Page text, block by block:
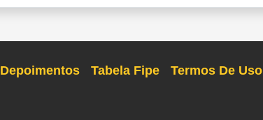
Depoimentos Tabela Fipe Termos De Uso